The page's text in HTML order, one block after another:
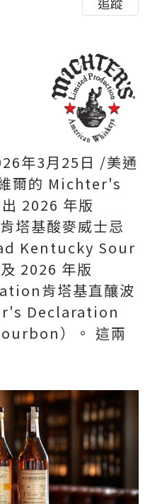
年3月25日 /美通
爾的 Michter's
2026 年版
塔基酸麥威士忌
Kentucky Sour
2026 年版
肯塔基直釀波
Declaration
）。 這兩